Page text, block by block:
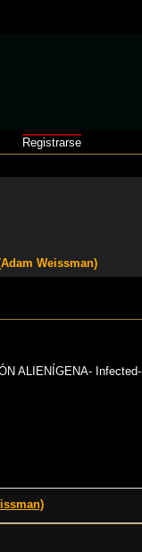
Registrarse
Weissman)
ALIENÍGENA-